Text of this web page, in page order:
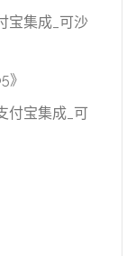
宝集成_可沙
》
付宝集成_可